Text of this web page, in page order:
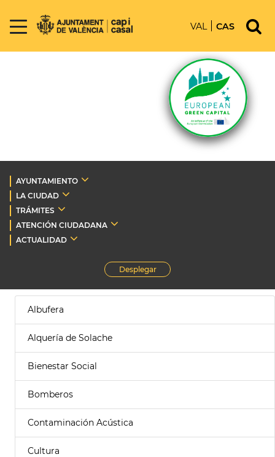
VAL CAS
AYUNTAMIENTO
LA CIUDAD
TRÁMITES
ATENCIÓN CIUDADANA
ACTUALIDAD
Desplegar
Albufera
Alquería de Solache
Bienestar Social
Bomberos
Contaminación Acústica
Cultura